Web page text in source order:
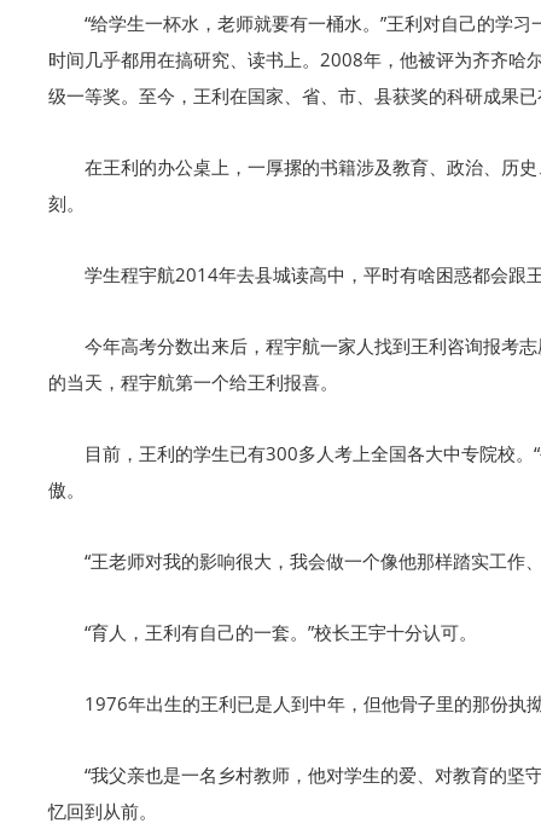
“给学生一杯水，老师就要有一桶水。”王利对自己的学
时间几乎都用在搞研究、读书上。2008年，他被评为齐齐哈
级一等奖。至今，王利在国家、省、市、县获奖的科研成果
在王利的办公桌上，一厚摞的书籍涉及教育、政治、历
刻。
学生程宇航2014年去县城读高中，平时有啥困惑都会跟
今年高考分数出来后，程宇航一家人找到王利咨询报考
的当天，程宇航第一个给王利报喜。
目前，王利的学生已有300多人考上全国各大中专院校
傲。
“王老师对我的影响很大，我会做一个像他那样踏实工作
“育人，王利有自己的一套。”校长王宇十分认可。
1976年出生的王利已是人到中年，但他骨子里的那份执
“我父亲也是一名乡村教师，他对学生的爱、对教育的
忆回到从前。